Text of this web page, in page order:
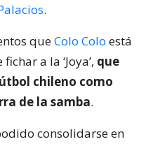
.
queColo Colo está
a la ‘Joya’, que
chileno como
de la samba.
consolidarse en